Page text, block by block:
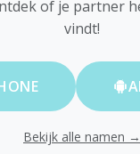
of je partner
vindt!
Bekijk alle namen →